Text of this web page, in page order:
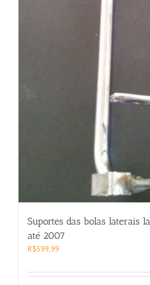
Suportes das bolas laterais
até 2007
R$599,99